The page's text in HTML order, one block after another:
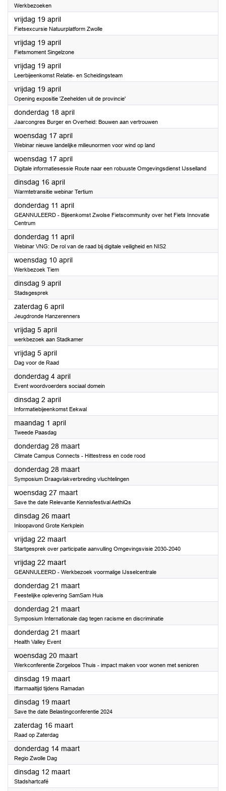
Werkbezoeken
vrijdag 19 april2024
Fietsexcursie Natuurplatform Zwolle
vrijdag 19 april2024
Fietsmoment Singelzone
vrijdag 19 april2024
Leerbijeenkomst Relatie- en Scheidingsteam
vrijdag 19 april2024
Opening expositie 'Zeehelden uit de provincie'
donderdag 18 april2024
Jaarcongres Burger en Overheid: Bouwen aan vertrouwen
woensdag 17 april2024
Webinar nieuwe landelijke milieunormen voor wind op land
woensdag 17 april2024
Digitale informatiesessie Route naar een robuuste Omgevingsdienst IJsselland
dinsdag 16 april2024
Warmtetransitie webinar Tertium
donderdag 11 april2024
GEANNULEERD - Bijeenkomst Zwolse Fietscommunity over het Fiets Innovatie
Centrum
donderdag 11 april2024
Webinar VNG: De rol van de raad bij digitale veiligheid en NIS2
woensdag 10 april2024
Werkbezoek Tiem
dinsdag 9 april2024
Stadsgesprek
zaterdag 6 april2024
Jeugdronde Hanzerenners
vrijdag 5 april2024
werkbezoek aan Stadkamer
vrijdag 5 april2024
Dag voor de Raad
donderdag 4 april2024
Event woordvoerders sociaal domein
dinsdag 2 april2024
Informatiebijeenkomst Eekwal
maandag 1 april2024
Tweede Paasdag
donderdag 28 maart2024
Climate Campus Connects - Hittestress en code rood
donderdag 28 maart2024
Symposium Draagvlakverbreding vluchtelingen
woensdag 27 maart2024
Save the date Relevantie Kennisfestival AethiQs
dinsdag 26 maart2024
Inloopavond Grote Kerkplein
vrijdag 22 maart2024
Startgesprek over participatie aanvulling Omgevingsvisie 2030-2040
vrijdag 22 maart2024
GEANNULEERD - Werkbezoek voormalige IJsselcentrale
donderdag 21 maart2024
Feestelijke oplevering SamSam Huis
donderdag 21 maart2024
Symposium Internationale dag tegen racisme en discriminatie
donderdag 21 maart2024
Health Valley Event
woensdag 20 maart2024
Werkconferentie Zorgeloos Thuis - impact maken voor wonen met senioren
dinsdag 19 maart2024
Iftarmaaltijd tijdens Ramadan
dinsdag 19 maart2024
Save the date Belastingconferentie 2024
zaterdag 16 maart2024
Raad op Zaterdag
donderdag 14 maart2024
Regio Zwolle Dag
dinsdag 12 maart2024
Stadshartcafé